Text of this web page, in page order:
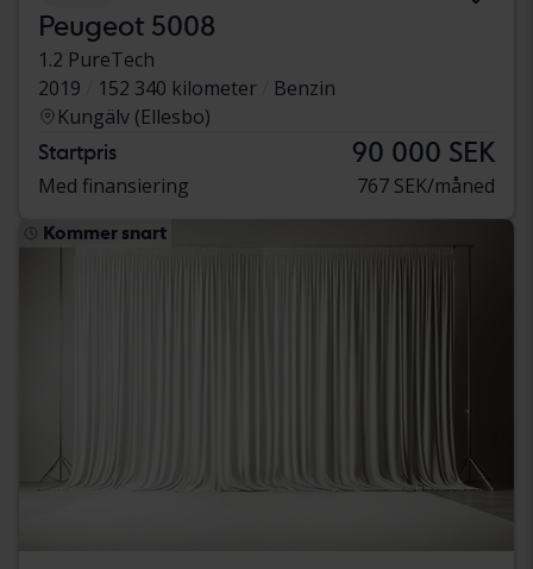
Peugeot 5008
1.2 PureTech
2019
152 340 kilometer
Benzin
Kungälv (Ellesbo)
Startpris 90 000 SEK
Med finansiering 767 SEK/måned
Kommer snart